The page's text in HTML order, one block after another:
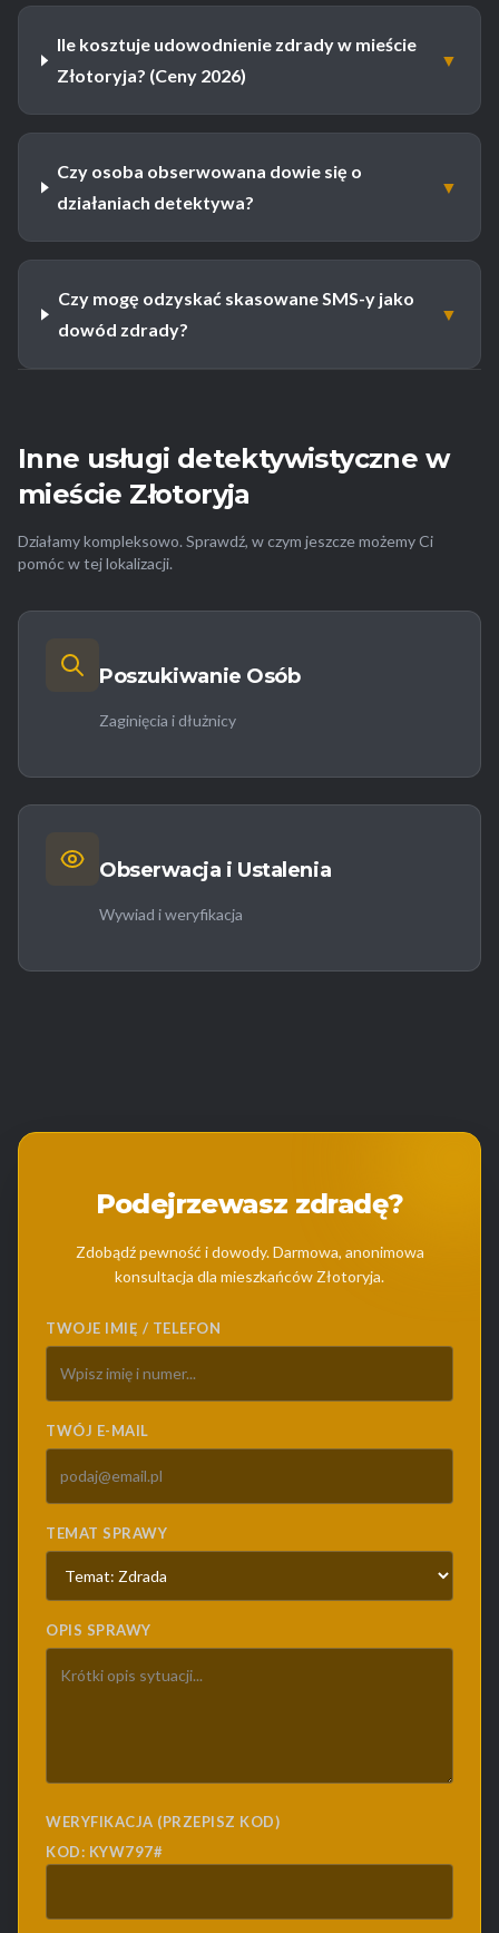
Ile kosztuje udowodnienie zdrady w mieście
Złotoryja? (Ceny 2026)
▼
Czy osoba obserwowana dowie się o
działaniach detektywa?
▼
Czy mogę odzyskać skasowane SMS-y jako
dowód zdrady?
▼
Inne usługi detektywistyczne w
mieście Złotoryja
Działamy kompleksowo. Sprawdź, w czym jeszcze możemy Ci
pomóc w tej lokalizacji.
Poszukiwanie Osób
Zaginięcia i dłużnicy
Obserwacja i Ustalenia
Wywiad i weryfikacja
Podejrzewasz zdradę?
Zdobądź pewność i dowody. Darmowa, anonimowa
konsultacja dla mieszkańców Złotoryja.
TWOJE IMIĘ / TELEFON
TWÓJ E-MAIL
TEMAT SPRAWY
OPIS SPRAWY
WERYFIKACJA (PRZEPISZ KOD)
KOD: KYW797#